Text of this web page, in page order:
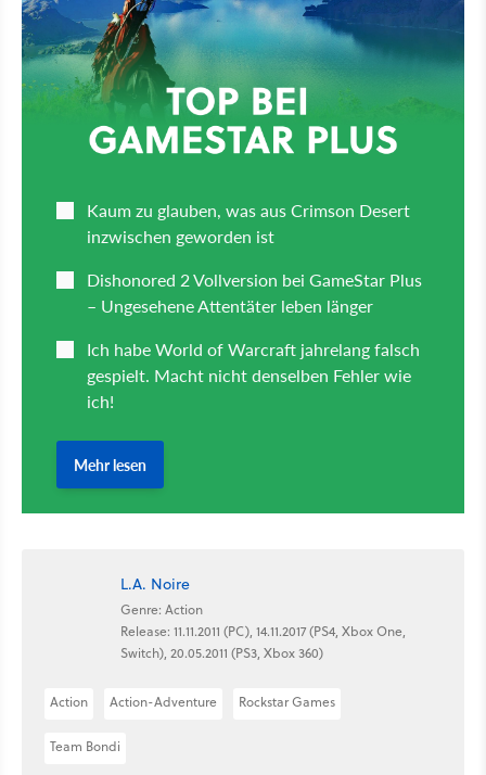
L.A. Noire
Genre: Action
Release: 11.11.2011 (PC), 14.11.2017 (PS4, Xbox One,
Switch), 20.05.2011 (PS3, Xbox 360)
Action Action-Adventure Rockstar Games
Team Bondi